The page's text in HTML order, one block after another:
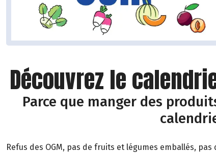
Découvrez le
Parce que manger des
Refus des OGM, pas de fruits et légumes emballés,